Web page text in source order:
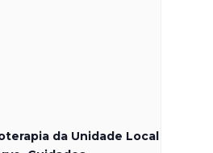
da Unidade Local